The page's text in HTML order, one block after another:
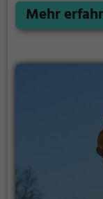
schönes
Wanderungen
Region an.
Mehr